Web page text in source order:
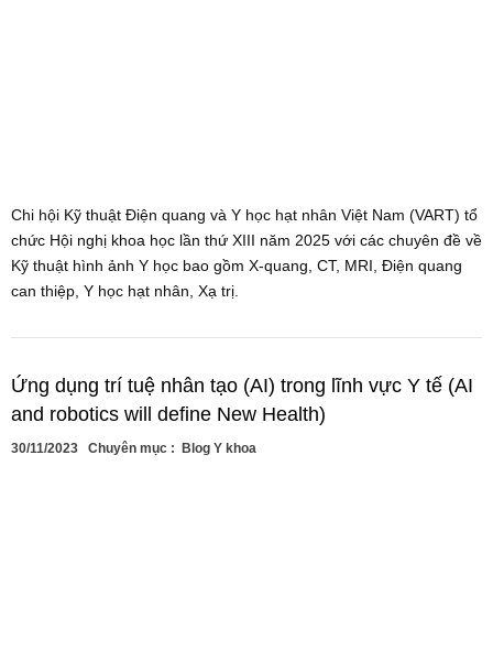
Chi hội Kỹ thuật Điện quang và Y học hạt nhân Việt Nam (VART) tổ
chức Hội nghị khoa học lần thứ XIII năm 2025 với các chuyên đề về
Kỹ thuật hình ảnh Y học bao gồm X-quang, CT, MRI, Điện quang
can thiệp, Y học hạt nhân, Xạ trị.
Ứng dụng trí tuệ nhân tạo (AI) trong lĩnh vực Y tế (AI
and robotics will define New Health)
30/11/2023 Chuyên mục : Blog Y khoa